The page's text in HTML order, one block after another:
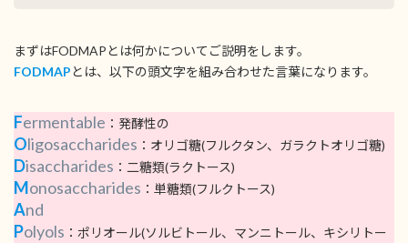
まずはFODMAPとは何かについてご説明をします。
FODMAPとは、以下の頭文字を組み合わせた言葉になります。
Fermentable ：発酵性の
Oligosaccharides ：オリゴ糖(フルクタン、ガラクトオリゴ糖)
Disaccharides ：二糖類(ラクトース)
Monosaccharides ：単糖類(フルクトース)
And
Polyols ：ポリオール(ソルビトール、マンニトール、キシリトー